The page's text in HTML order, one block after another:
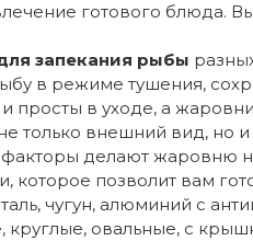
готового блюда.
запекания рыбы
в режиме тушения,
в уходе, а
только внешний вид, но
факторы делают
которое позволит вам
чугун, алюминий с
овальные, с